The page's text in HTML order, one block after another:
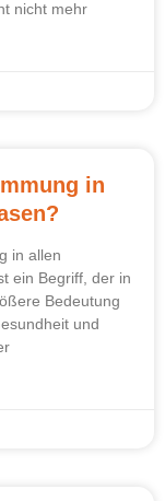
nicht mehr
in
in allen
ein Begriff, der in
Bedeutung
und